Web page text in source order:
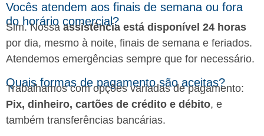
Vocês atendem aos finais de semana ou fora
do horário comercial?
Sim. Nossa assistência está disponível 24 horas
por dia, mesmo à noite, finais de semana e feriados.
Atendemos emergências sempre que for necessário.
Quais formas de pagamento são aceitas?
Trabalhamos com opções variadas de pagamento:
Pix, dinheiro, cartões de crédito e débito, e
também transferências bancárias.